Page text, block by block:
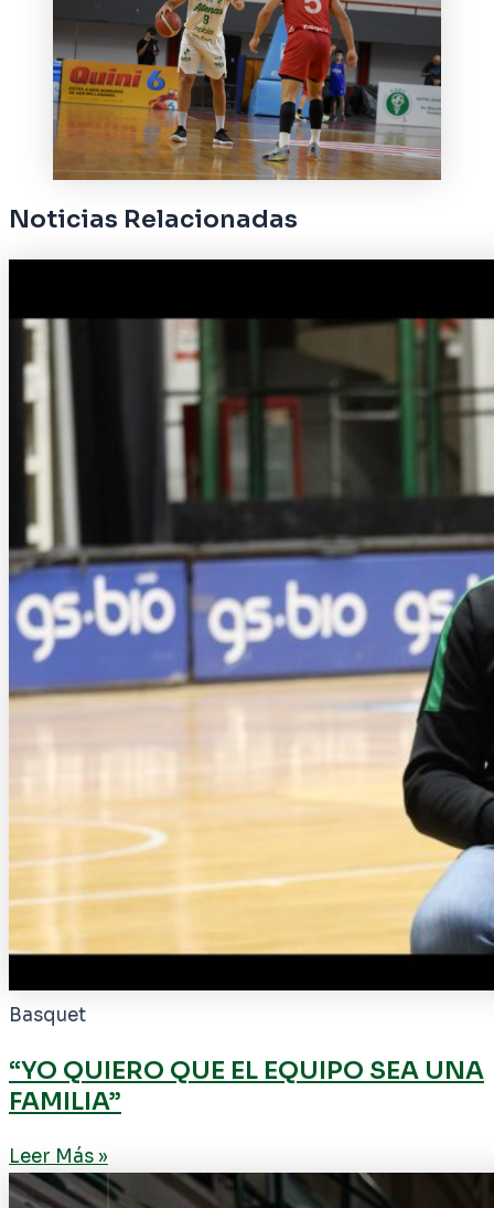
Noticias Relacionadas
Basquet
“YO QUIERO QUE EL EQUIPO SEA UNA
FAMILIA”
Leer Más »